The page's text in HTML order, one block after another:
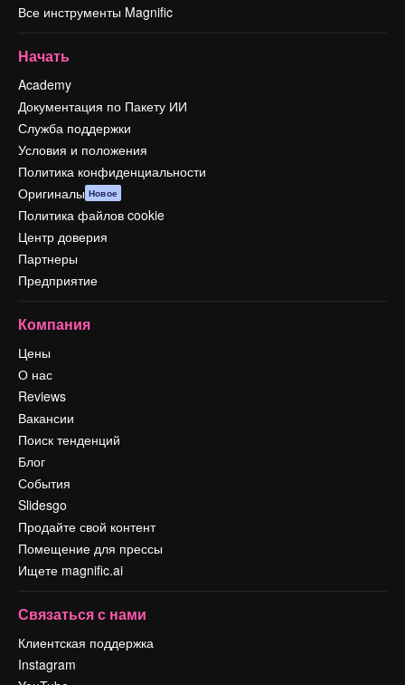
Все инструменты Magnific
Начать
Academy
Документация по Пакету ИИ
Служба поддержки
Условия и положения
Политика конфиденциальности
Оригиналы Новое
Политика файлов cookie
Центр доверия
Партнеры
Предприятие
Компания
Цены
О нас
Reviews
Вакансии
Поиск тенденций
Блог
События
Slidesgo
Продайте свой контент
Помещение для прессы
Ищете magnific.ai
Связаться с нами
Клиентская поддержка
Instagram